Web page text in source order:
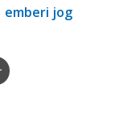
emberi jog